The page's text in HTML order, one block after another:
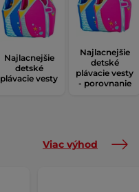
Najlacnejšie
detské
plávacie vesty
Najlacnejšie
detské
plávacie vesty
- porovnanie
Viac výhod